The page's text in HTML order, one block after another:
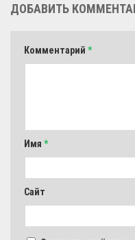
ДОБАВИТЬ
Комментарий *
Имя *
Сайт